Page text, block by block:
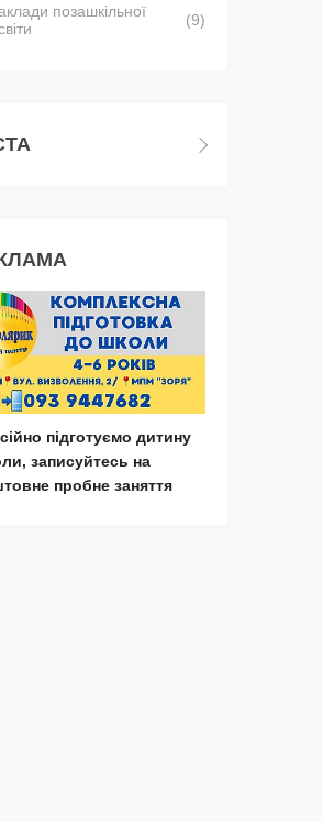
позашкільної
(9)
підготуємо дитину
записуйтесь на
пробне заняття